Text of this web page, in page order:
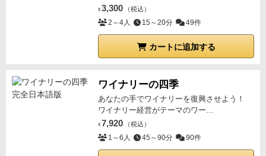
きない特殊なカードはちょっと強力ですが、素点がや
っぱり大事だと感じさせられる結果にはなりました。
¥ 3,300 （税込）
2～4人 15～20分 49件
カートに追加する
ワイナリーの四季
あなたの手でワイナリーを復興させよう！
ワイナリー経営がテーマのワー...
¥ 7,920 （税込）
1～6人 45～90分 90件